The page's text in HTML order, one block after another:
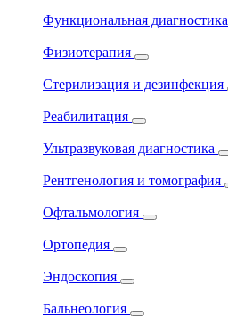
Функциональная диагностика
Физиотерапия
Стерилизация и дезинфекция
Реабилитация
Ультразвуковая диагностика
Рентгенология и томография
Офтальмология
Ортопедия
Эндоскопия
Бальнеология